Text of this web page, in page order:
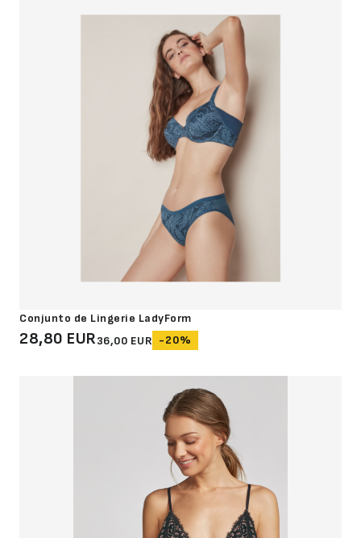
Conjunto de Lingerie LadyForm
28,80 EUR36,00 EUR -20%